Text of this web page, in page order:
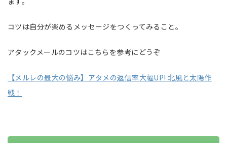
コツは自分が楽めるメッセージをつくってみること。
アタックメールのコツはこちらを参考にどうぞ
【メルレの最大の悩み】アタメの返信率大幅UP! 北風と太陽作
戦！